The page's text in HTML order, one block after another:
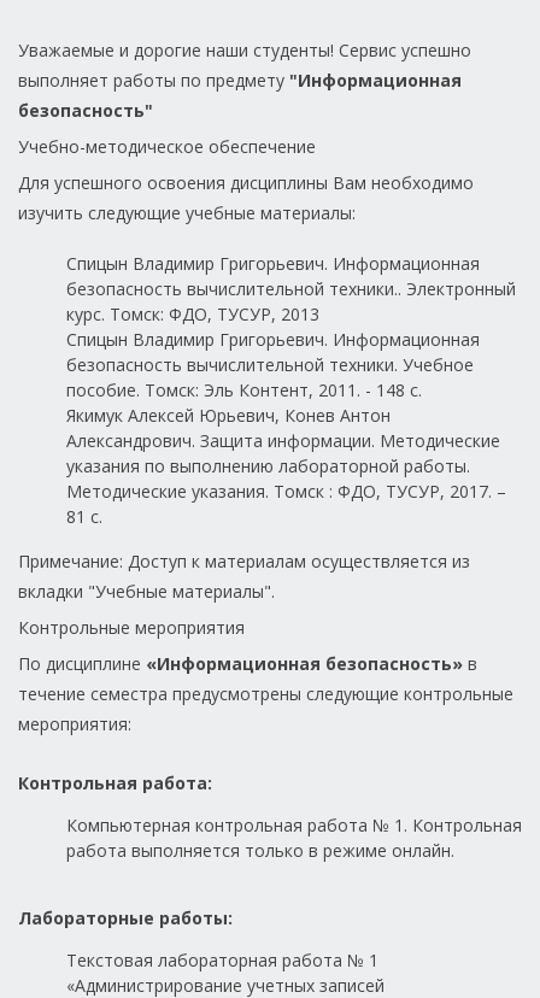
Уважаемые и дорогие наши студенты! Сервис успешно
выполняет работы по предмету "Информационная
безопасность"
Учебно-методическое обеспечение
Для успешного освоения дисциплины Вам необходимо
изучить следующие учебные материалы:
Спицын Владимир Григорьевич. Информационная
безопасность вычислительной техники.. Электронный
курс. Томск: ФДО, ТУСУР, 2013
Спицын Владимир Григорьевич. Информационная
безопасность вычислительной техники. Учебное
пособие. Томск: Эль Контент, 2011. - 148 с.
Якимук Алексей Юрьевич, Конев Антон
Александрович. Защита информации. Методические
указания по выполнению лабораторной работы.
Методические указания. Томск : ФДО, ТУСУР, 2017. –
81 с.
Примечание: Доступ к материалам осуществляется из
вкладки "Учебные материалы".
Контрольные мероприятия
По дисциплине «Информационная безопасность» в
течение семестра предусмотрены следующие контрольные
мероприятия:
Контрольная работа:
Компьютерная контрольная работа № 1. Контрольная
работа выполняется только в режиме онлайн.
Лабораторные работы:
Текстовая лабораторная работа № 1
«Администрирование учетных записей